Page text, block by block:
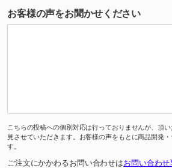
お客様の声をお聞かせください
こちらの投稿への個別対応は行っておりませんが、頂
見させていただきます。お客様の声をもとに商品開発
す。
ご注文にかかわるお問い合わせはお問い合わ